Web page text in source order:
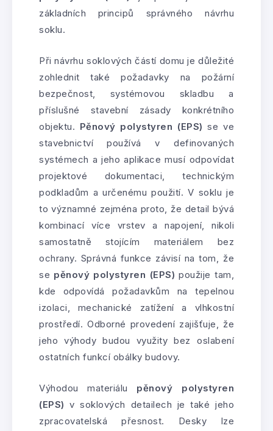
základních principů správného návrhu
soklu.
Při návrhu soklových částí domu je důležité
zohlednit také požadavky na požární
bezpečnost, systémovou skladbu a
příslušné stavební zásady konkrétního
objektu. Pěnový polystyren (EPS) se ve
stavebnictví používá v definovaných
systémech a jeho aplikace musí odpovídat
projektové dokumentaci, technickým
podkladům a určenému použití. V soklu je
to významné zejména proto, že detail bývá
kombinací více vrstev a napojení, nikoli
samostatně stojícím materiálem bez
ochrany. Správná funkce závisí na tom, že
se pěnový polystyren (EPS) použije tam,
kde odpovídá požadavkům na tepelnou
izolaci, mechanické zatížení a vlhkostní
prostředí. Odborné provedení zajišťuje, že
jeho výhody budou využity bez oslabení
ostatních funkcí obálky budovy.
Výhodou materiálu pěnový polystyren
(EPS) v soklových detailech je také jeho
zpracovatelská přesnost. Desky lze